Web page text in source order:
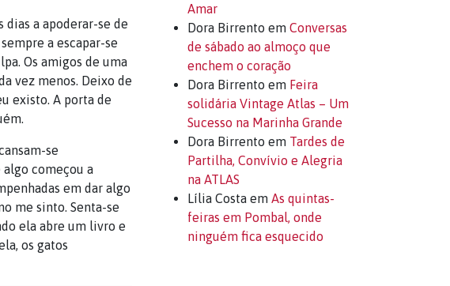
dias a apoderar-se de
a escapar-se
Os amigos de uma
vez menos. Deixo de
existo. A porta de
se
começou a
em dar algo
me sinto. Senta-se
ela abre um livro e
os gatos
Amar
Dora Birrento em Conversas
de sábado ao almoço que
enchem o coração
Dora Birrento em Feira
solidária Vintage Atlas – Um
Sucesso na Marinha Grande
Dora Birrento em Tardes de
Partilha, Convívio e Alegria
na ATLAS
Lília Costa em As quintas-
feiras em Pombal, onde
ninguém fica esquecido